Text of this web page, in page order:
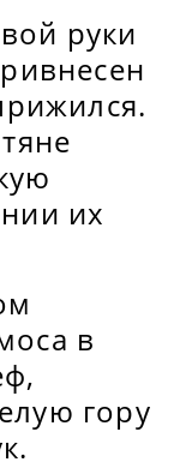
руки
их
в
гору